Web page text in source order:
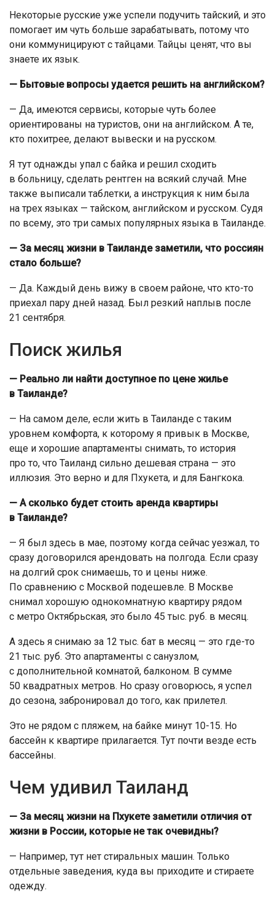
Некоторые русские уже успели подучить тайский, и это
помогает им чуть больше зарабатывать, потому что
они коммуницируют с тайцами. Тайцы ценят, что вы
знаете их язык.
— Бытовые вопросы удается решить на английском?
— Да, имеются сервисы, которые чуть более
ориентированы на туристов, они на английском. А те,
кто похитрее, делают вывески и на русском.
Я тут однажды упал с байка и решил сходить
в больницу, сделать рентген на всякий случай. Мне
также выписали таблетки, а инструкция к ним была
на трех языках — тайском, английском и русском. Судя
по всему, это три самых популярных языка в Таиланде.
— За месяц жизни в Таиланде заметили, что россиян
стало больше?
— Да. Каждый день вижу в своем районе, что кто-то
приехал пару дней назад. Был резкий наплыв после
21 сентября.
Поиск жилья
— Реально ли найти доступное по цене жилье
в Таиланде?
— На самом деле, если жить в Таиланде с таким
уровнем комфорта, к которому я привык в Москве,
еще и хорошие апартаменты снимать, то история
про то, что Таиланд сильно дешевая страна — это
иллюзия. Это верно и для Пхукета, и для Бангкока.
— А сколько будет стоить аренда квартиры
в Таиланде?
— Я был здесь в мае, поэтому когда сейчас уезжал, то
сразу договорился арендовать на полгода. Если сразу
на долгий срок снимаешь, то и цены ниже.
По сравнению с Москвой подешевле. В Москве
снимал хорошую однокомнатную квартиру рядом
с метро Октябрьская, это было 45 тыс. руб. в месяц.
А здесь я снимаю за 12 тыс. бат в месяц — это где-то
21 тыс. руб. Это апартаменты с санузлом,
с дополнительной комнатой, балконом. В сумме
50 квадратных метров. Но сразу оговорюсь, я успел
до сезона, забронировал до того, как прилетел.
Это не рядом с пляжем, на байке минут 10-15. Но
бассейн к квартире прилагается. Тут почти везде есть
бассейны.
Чем удивил Таиланд
— За месяц жизни на Пхукете заметили отличия от
жизни в России, которые не так очевидны?
— Например, тут нет стиральных машин. Только
отдельные заведения, куда вы приходите и стираете
одежду.